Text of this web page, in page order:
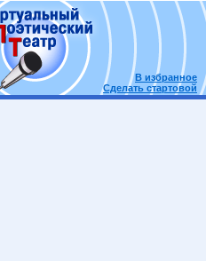
В избранное
Сделать стартовой